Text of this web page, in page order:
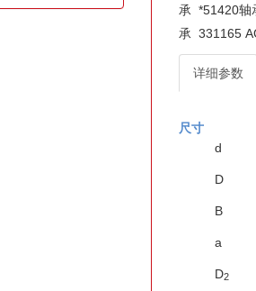
承 *51420轴
承 331165
详细参数
尺寸
d
D
B
a
D2